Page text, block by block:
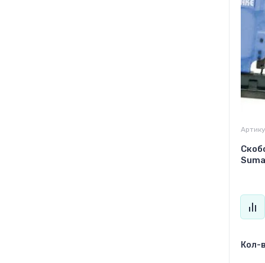
Кол-